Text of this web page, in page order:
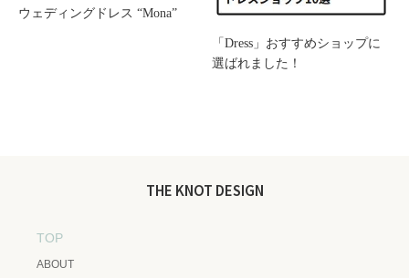
ウェディングドレス “Mona”
「Dress」おすすめショップに
選ばれました！
THE KNOT DESIGN
TOP
ABOUT